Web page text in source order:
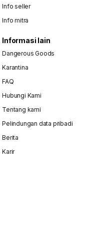
Info seller
Info mitra
Informasi lain
Dangerous Goods
Karantina
FAQ
Hubungi Kami
Tentang kami
Pelindungan data pribadi
Berita
Karir